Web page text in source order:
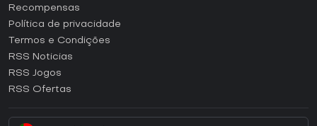
Como ativar uma CD Key Steam?
Como ativar uma CD Key Epic Games?
Como ativar uma CD Key GOG?
Como ativar uma CD Key Ubisoft Connect?
Recompensas
Política de privacidade
Termos e Condições
RSS Noticias
RSS Jogos
RSS Ofertas